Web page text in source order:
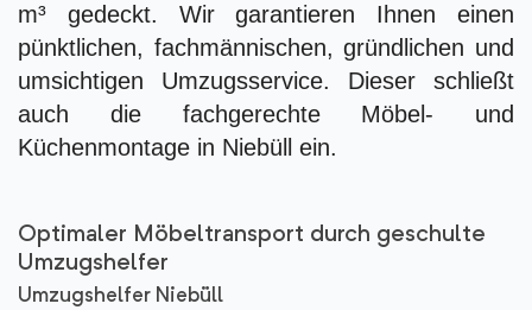
m³ gedeckt. Wir garantieren Ihnen einen
pünktlichen, fachmännischen, gründlichen und
umsichtigen Umzugsservice. Dieser schließt
auch die fachgerechte Möbel- und
Küchenmontage in Niebüll ein.
Optimaler Möbeltransport durch geschulte
Umzugshelfer
Umzugshelfer Niebüll